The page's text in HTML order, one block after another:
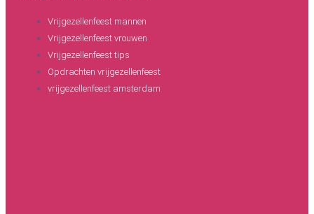
Vrijgezellenfeest mannen
Vrijgezellenfeest vrouwen
Vrijgezellenfeest tips
Opdrachten vrijgezellenfeest
vrijgezellenfeest amsterdam